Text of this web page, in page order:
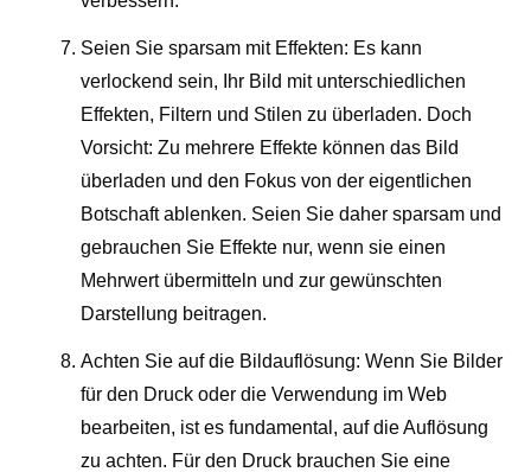
Seien Sie sparsam mit Effekten: Es kann
verlockend sein, Ihr Bild mit unterschiedlichen
Effekten, Filtern und Stilen zu überladen. Doch
Vorsicht: Zu mehrere Effekte können das Bild
überladen und den Fokus von der eigentlichen
Botschaft ablenken. Seien Sie daher sparsam und
gebrauchen Sie Effekte nur, wenn sie einen
Mehrwert übermitteln und zur gewünschten
Darstellung beitragen.
Achten Sie auf die Bildauflösung: Wenn Sie Bilder
für den Druck oder die Verwendung im Web
bearbeiten, ist es fundamental, auf die Auflösung
zu achten. Für den Druck brauchen Sie eine